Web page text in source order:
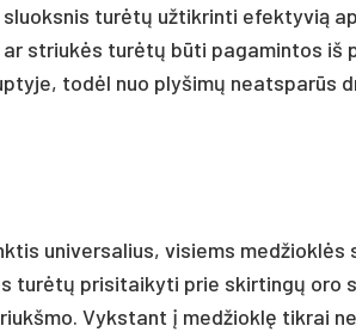
turėtų užtikrinti efektyvią
striukės turėtų būti pagamintos iš
todėl nuo plyšimų neatsparūs
universalius, visiems
turėtų prisitaikyti prie skirtingų oro
Vykstant į medžioklę tikrai